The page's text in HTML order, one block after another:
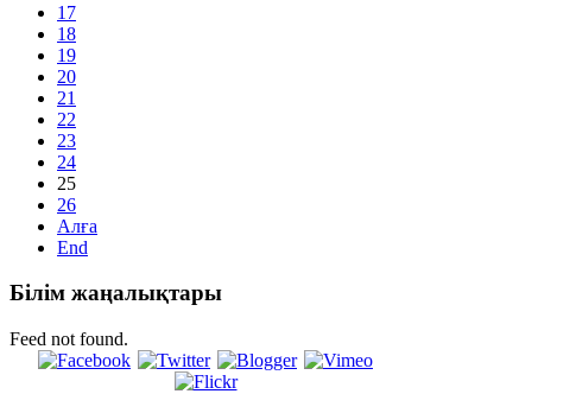
17
18
19
20
21
22
23
24
25
26
Алға
End
Білім жаңалықтары
Feed not found.